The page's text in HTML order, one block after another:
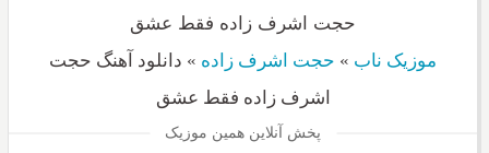
حجت اشرف زاده فقط عشق
موزیک ناب » حجت اشرف زاده » دانلود آهنگ حجت
اشرف زاده فقط عشق
پخش آنلاین همین موزیک